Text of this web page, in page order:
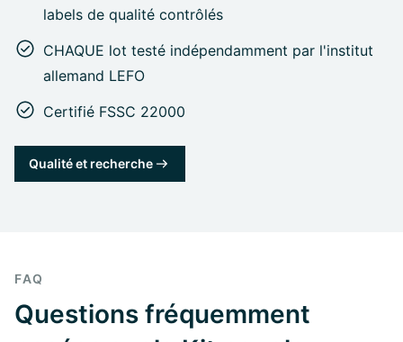
labels de qualité contrôlés
CHAQUE lot testé indépendamment par l'institut
allemand LEFO
Certifié FSSC 22000
Qualité et recherche
FAQ
Questions fréquemment